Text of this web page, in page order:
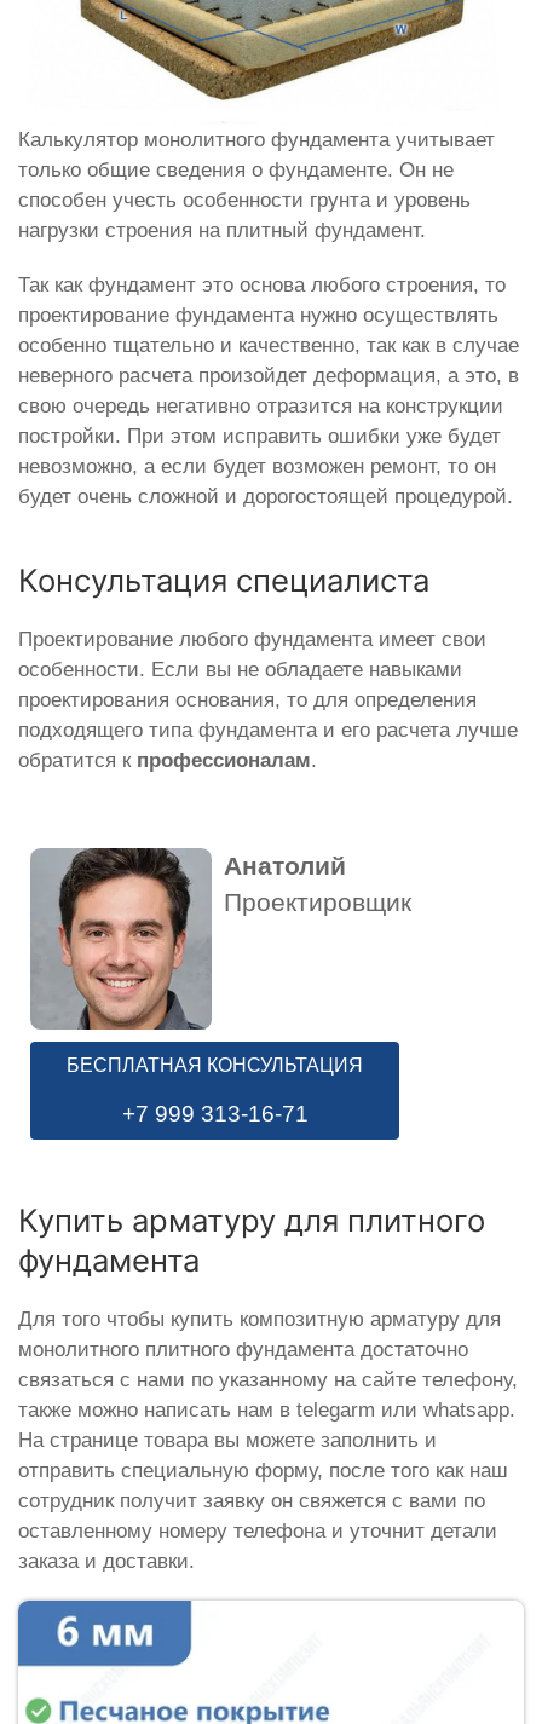
Калькулятор монолитного фундамента учитывает
только общие сведения о фундаменте. Он не
способен учесть особенности грунта и уровень
нагрузки строения на плитный фундамент.
Так как фундамент это основа любого строения, то
проектирование фундамента нужно осуществлять
особенно тщательно и качественно, так как в случае
неверного расчета произойдет деформация, а это, в
свою очередь негативно отразится на конструкции
постройки. При этом исправить ошибки уже будет
невозможно, а если будет возможен ремонт, то он
будет очень сложной и дорогостоящей процедурой.
Консультация специалиста
Проектирование любого фундамента имеет свои
особенности. Если вы не обладаете навыками
проектирования основания, то для определения
подходящего типа фундамента и его расчета лучше
обратится к профессионалам.
Анатолий
Проектировщик
БЕСПЛАТНАЯ КОНСУЛЬТАЦИЯ
+7 999 313-16-71
Купить арматуру для плитного
фундамента
Для того чтобы купить композитную арматуру для
монолитного плитного фундамента достаточно
связаться с нами по указанному на сайте телефону,
также можно написать нам в telegarm или whatsapp.
На странице товара вы можете заполнить и
отправить специальную форму, после того как наш
сотрудник получит заявку он свяжется с вами по
оставленному номеру телефона и уточнит детали
заказа и доставки.